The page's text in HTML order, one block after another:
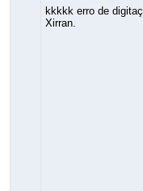
kkkkk erro de
Xirran.